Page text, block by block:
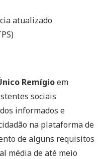
atualizado
Remígioem
sociais
informados e
na plataforma de
de alguns requisitos
média de até meio